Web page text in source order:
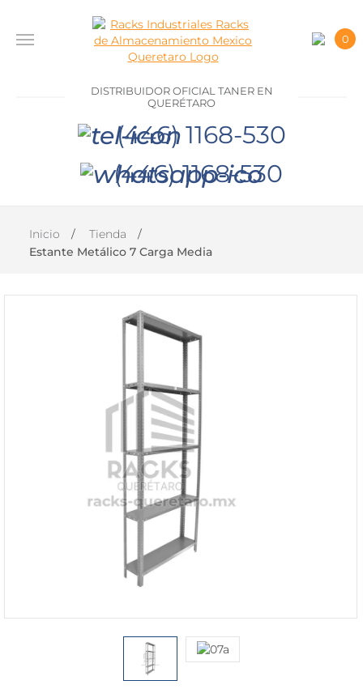
0
DISTRIBUIDOR OFICIAL TANER EN
QUERÉTARO
(446) 1168-530
(446) 1168-530
CONTACTO
TANER EN
QUERÉTARO
1168-
530
1168-
530
Inicio
Tienda
Estante Metálico 7 Carga Media